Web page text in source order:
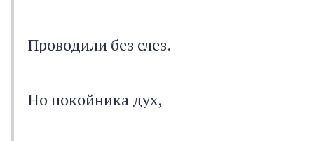
Проводили без слез.
Но покойника дух,